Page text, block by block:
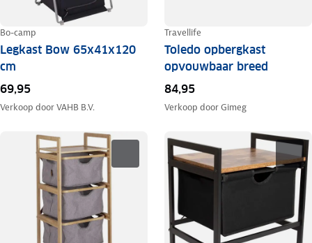
Bo-camp
Legkast Bow 65x41x120
cm
69,95
Verkoop doorVAHB B.V.
Travellife
Toledo opbergkast
opvouwbaar breed
84,95
Verkoop doorGimeg